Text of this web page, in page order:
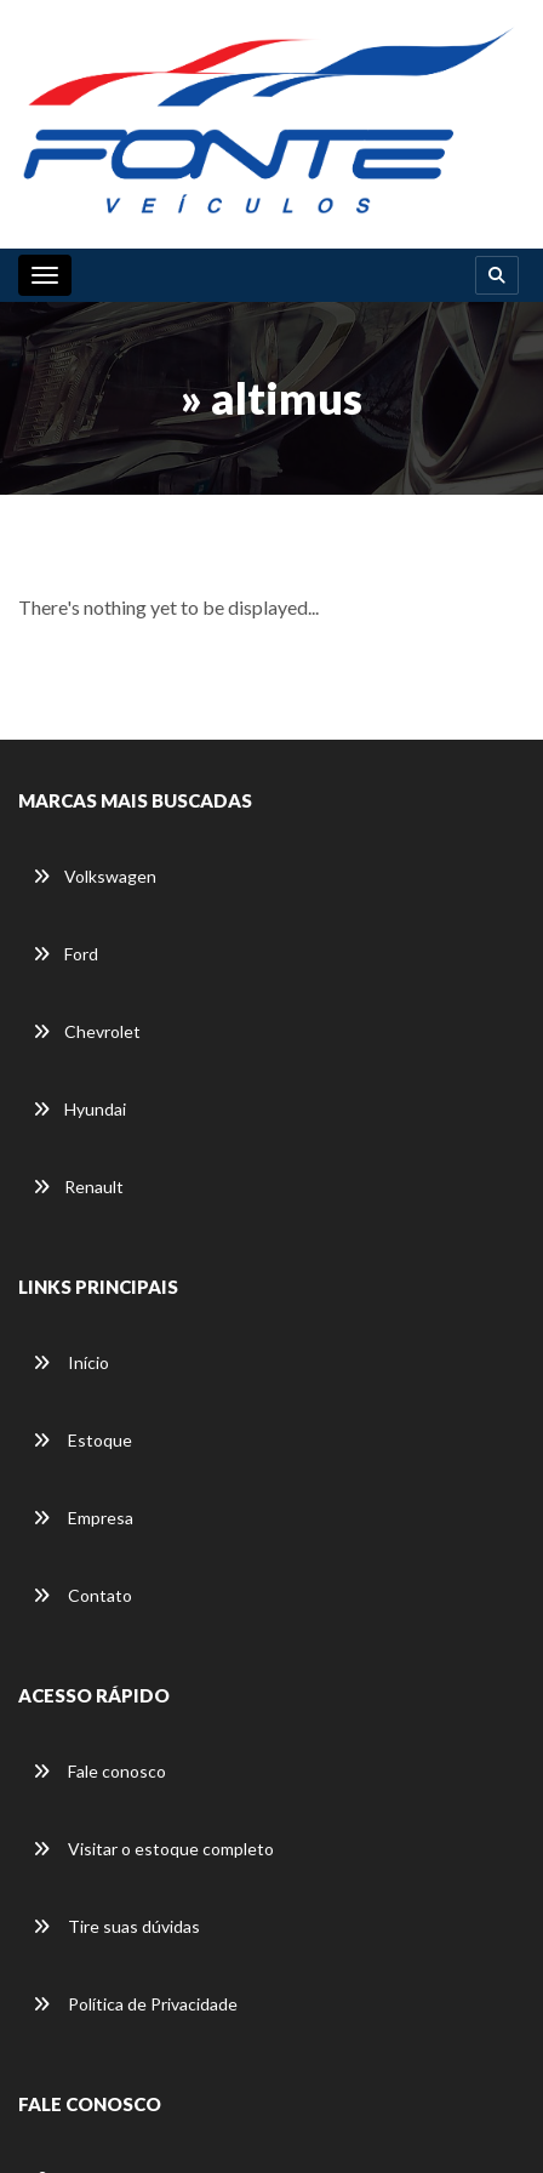
Toggle navigation
» altimus
There's nothing yet to be displayed...
MARCAS MAIS BUSCADAS
Volkswagen
Ford
Chevrolet
Hyundai
Renault
LINKS PRINCIPAIS
Início
Estoque
Empresa
Contato
ACESSO RÁPIDO
Fale conosco
Visitar o estoque completo
Tire suas dúvidas
Política de Privacidade
FALE CONOSCO